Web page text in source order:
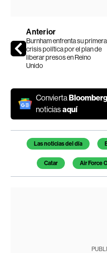
Anterior
Burnham enfrenta su primera
crisis política por el plan de
liberar presos en Reino
Unido
Convierta
noticiasaquí
Temas de este artículo
Las noticias del día
Catar Air Force